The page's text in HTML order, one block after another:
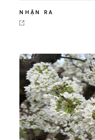
NHẬN RA